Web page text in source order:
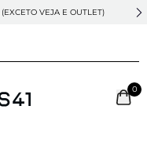
(EXCETO VEJA E OUTLET)
0